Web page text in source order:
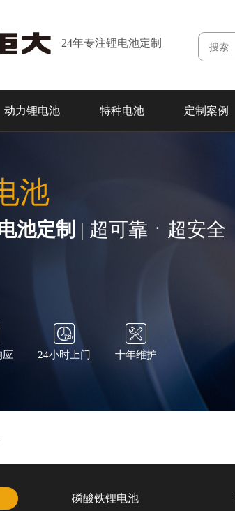
24年专注锂电池定制
动力锂电池 特种电池 定制案例
池
池定制 | 超可靠ㆍ超安全
应 24小时上门 十年维护
磷酸铁锂电池